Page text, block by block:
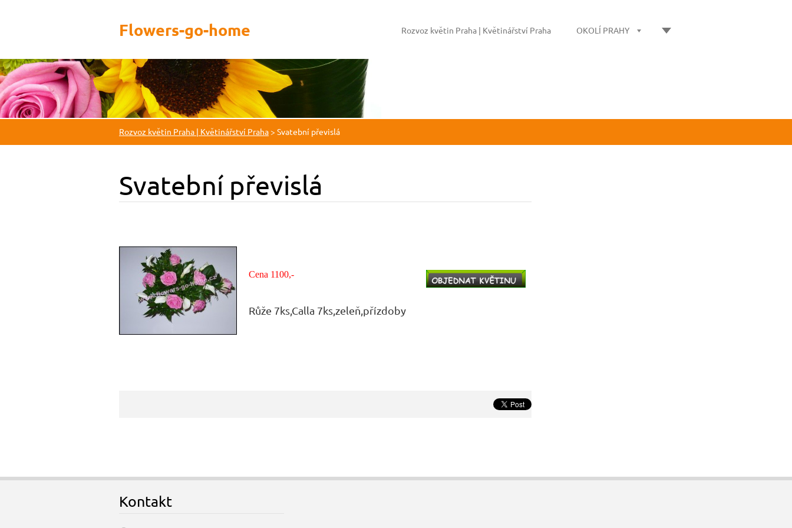
Flowers-go-home Rozvoz květin Praha | Květinářství Praha OKOLÍ PRAHY
Rozvoz květin Praha | Květinářství Praha> Svatební převislá
Svatební převislá
Cena 1100,-
Růže 7ks,Calla 7ks,zeleň,přízdoby
Kontakt